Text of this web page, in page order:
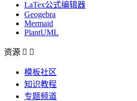
LaTex公式编辑器
Geogebra
Mermaid
PlantUML
资源  
模板社区
知识教程
专题频道